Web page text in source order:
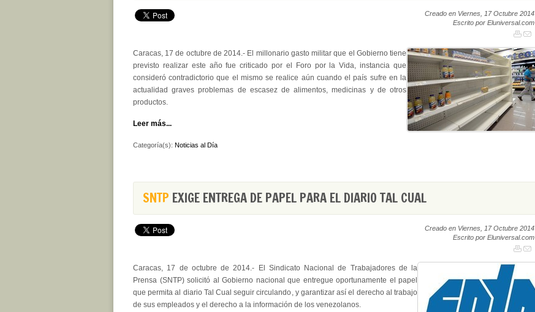
Creado en Viernes, 17 Octubre 2014
Escrito por Eluniversal.com
Caracas, 17 de octubre de 2014.- El millonario gasto militar que el Gobierno tiene
previsto realizar este año fue criticado por el Foro por la Vida, instancia que
consideró contradictorio que el mismo se realice aún cuando el país sufre en la
actualidad graves problemas de escasez de alimentos, medicinas y de otros
productos.
Leer más...
Categoría(s): Noticias al Día
SNTP EXIGE ENTREGA DE PAPEL PARA EL DIARIO TAL CUAL
Creado en Viernes, 17 Octubre 2014
Escrito por Eluniversal.com
Caracas, 17 de octubre de 2014.- El Sindicato Nacional de Trabajadores de la
Prensa (SNTP) solicitó al Gobierno nacional que entregue oportunamente el papel
que permita al diario Tal Cual seguir circulando, y garantizar así el derecho al trabajo
de sus empleados y el derecho a la información de los venezolanos.